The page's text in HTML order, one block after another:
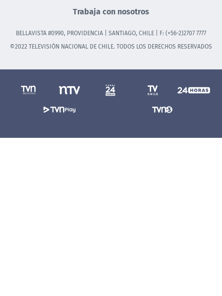
Trabaja con nosotros
BELLAVISTA #0990, PROVIDENCIA | SANTIAGO, CHILE | F: (+56-2)2707 7777
©2022 TELEVISIÓN NACIONAL DE CHILE. TODOS LOS DERECHOS RESERVADOS